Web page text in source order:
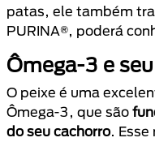
patas, ele também
PURINA®, poderá
Ômega-3 e
O peixe é uma
Ômega-3, que são
do seu cachorro. Esse